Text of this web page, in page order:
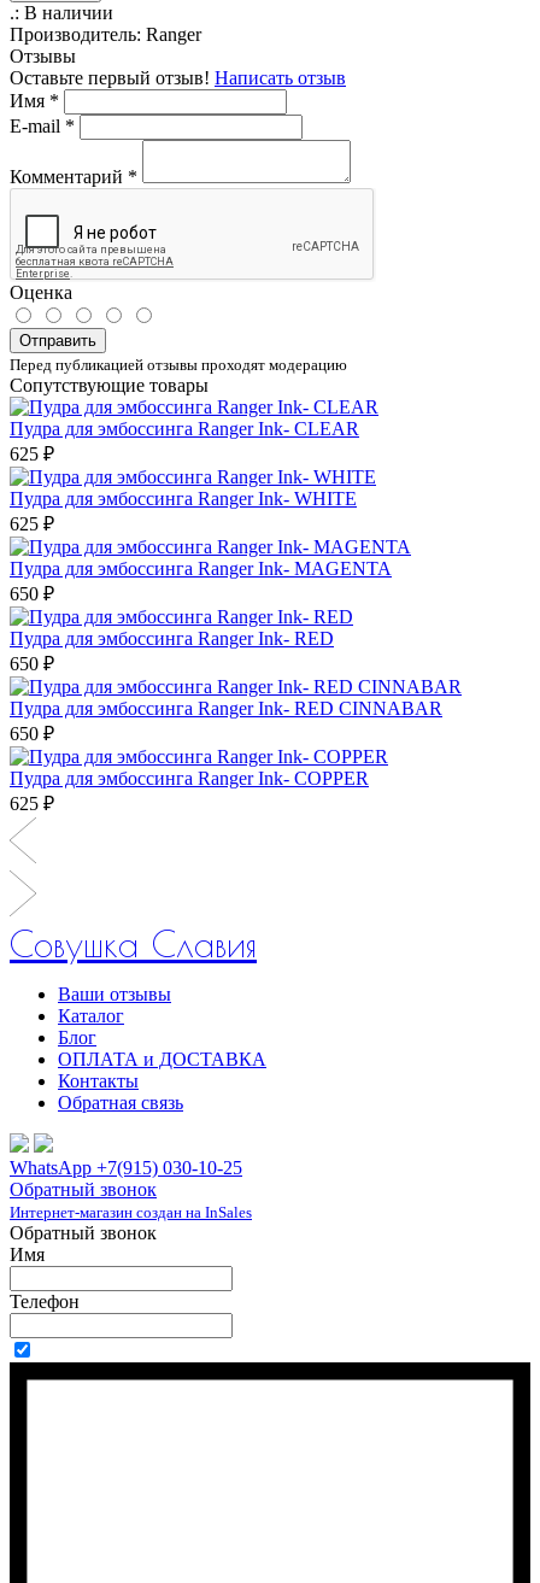
.: В наличии
Производитель: Ranger
Отзывы
Оставьте первый отзыв! Написать отзыв
Имя *
E-mail *
Комментарий *
Оценка
Отправить
Перед публикацией отзывы проходят модерацию
Сопутствующие товары
Пудра для эмбоссинга Ranger Ink- CLEAR
625 ₽
Пудра для эмбоссинга Ranger Ink- WHITE
625 ₽
Пудра для эмбоссинга Ranger Ink- MAGENTA
650 ₽
Пудра для эмбоссинга Ranger Ink- RED
650 ₽
Пудра для эмбоссинга Ranger Ink- RED CINNABAR
650 ₽
Пудра для эмбоссинга Ranger Ink- COPPER
625 ₽
Совушка Славия
Ваши отзывы
Каталог
Блог
ОПЛАТА и ДОСТАВКА
Контакты
Обратная связь
WhatsApp +7(915) 030-10-25
Обратный звонок
Интернет-магазин создан на InSales
Обратный звонок
Имя
Телефон